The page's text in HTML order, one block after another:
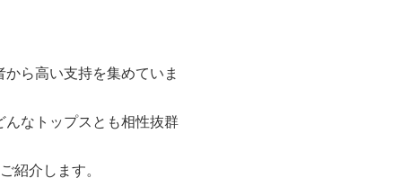
ら高い支持を集めていま
なトップスとも相性抜群
紹介します。